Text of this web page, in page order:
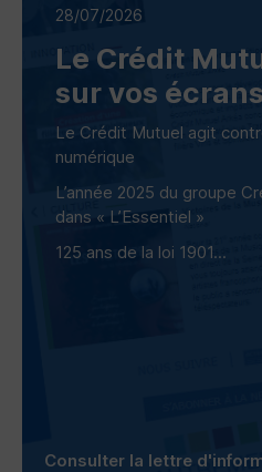
28/07/2026
Le Crédit
sur vos
Le Crédit Mutuel agit
numérique
L’année 2025 du groupe
dans « L’Essentiel »
125 ans de la loi 1901...
Consulter la lettre